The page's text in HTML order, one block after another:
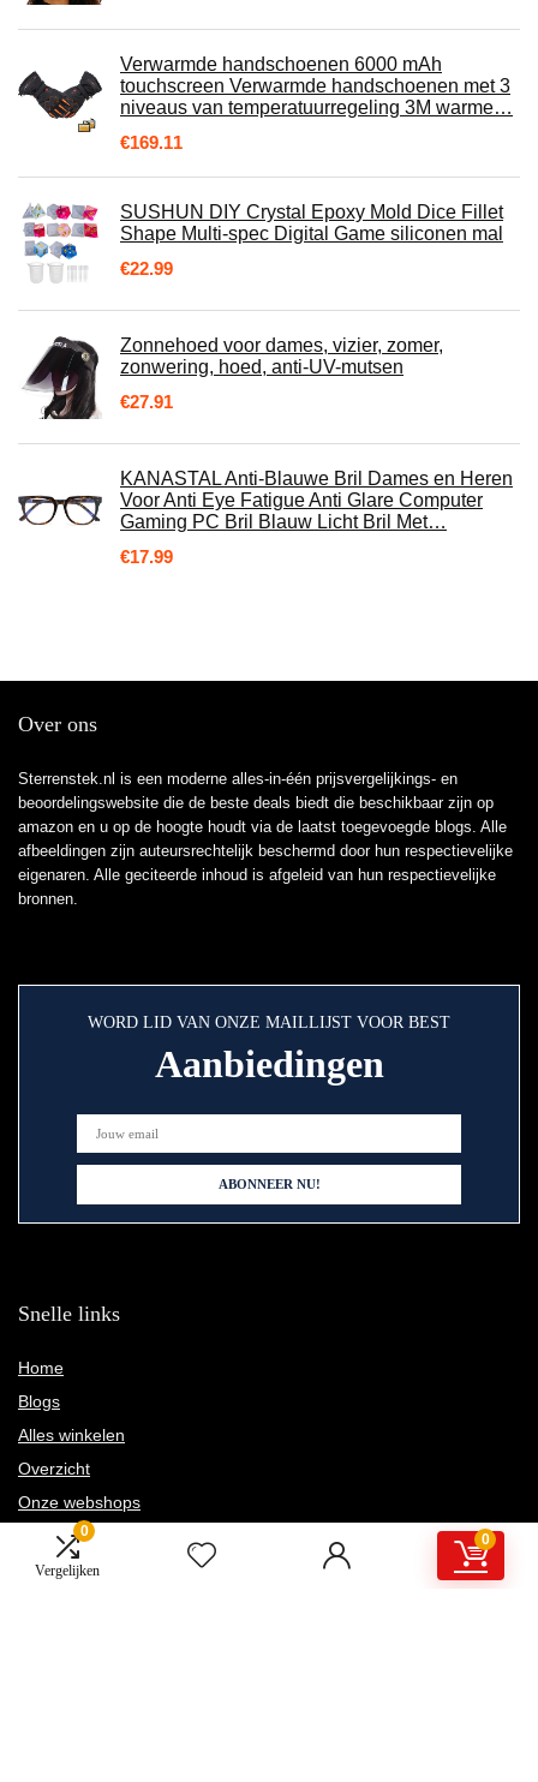
0
Vergelijken
0
Verwarmde handschoenen 6000 mAh
touchscreen Verwarmde handschoenen met 3
niveaus van temperatuurregeling 3M warme…
€169.11
SUSHUN DIY Crystal Epoxy Mold Dice Fillet
Shape Multi-spec Digital Game siliconen mal
€22.99
Zonnehoed voor dames, vizier, zomer,
zonwering, hoed, anti-UV-mutsen
€27.91
KANASTAL Anti-Blauwe Bril Dames en Heren
Voor Anti Eye Fatigue Anti Glare Computer
Gaming PC Bril Blauw Licht Bril Met…
€17.99
Over ons
Sterrenstek.nl is een moderne alles-in-één prijsvergelijkings- en
beoordelingswebsite die de beste deals biedt die beschikbaar zijn op
amazon en u op de hoogte houdt via de laatst toegevoegde blogs. Alle
afbeeldingen zijn auteursrechtelijk beschermd door hun respectievelijke
eigenaren. Alle geciteerde inhoud is afgeleid van hun respectievelijke
bronnen.
WORD LID VAN ONZE MAILLIJST VOOR BEST
Aanbiedingen
Snelle links
Home
Blogs
Alles winkelen
Overzicht
Onze webshops
Adverteren
Verklaringen